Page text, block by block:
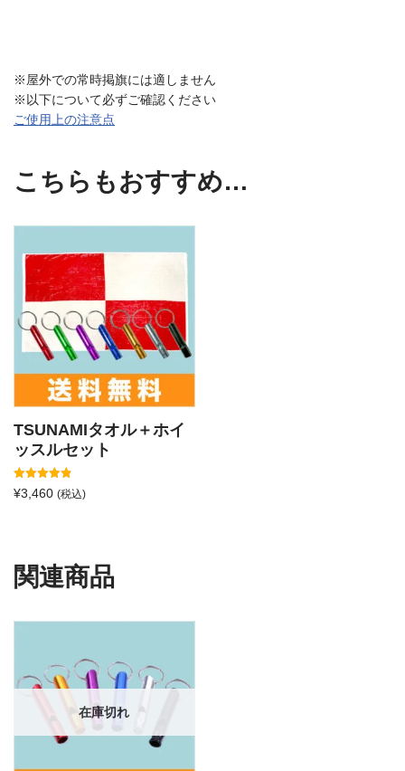
※屋外での常時掲旗には適しません
※以下について必ずご確認ください
ご使用上の注意点
こちらもおすすめ…
TSUNAMIタオル＋ホイ
ッスルセット
5段階中
4.86
¥3,460 (税込)
関連商品
在庫切れ